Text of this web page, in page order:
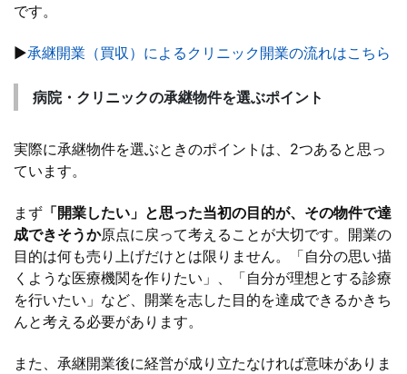
です。
▶承継開業（買収）によるクリニック開業の流れはこちら
病院・クリニックの承継物件を選ぶポイント
実際に承継物件を選ぶときのポイントは、2つあると思っ
ています。
まず 「開業したい」と思った当初の目的が、その物件で達
成できそうか原点に戻って考えることが大切です。開業の
目的は何も売り上げだけとは限りません。「自分の思い描
くような医療機関を作りたい」、「自分が理想とする診療
を行いたい」など、開業を志した目的を達成できるかきち
んと考える必要があります。
また、承継開業後に経営が成り立たなければ意味がありま